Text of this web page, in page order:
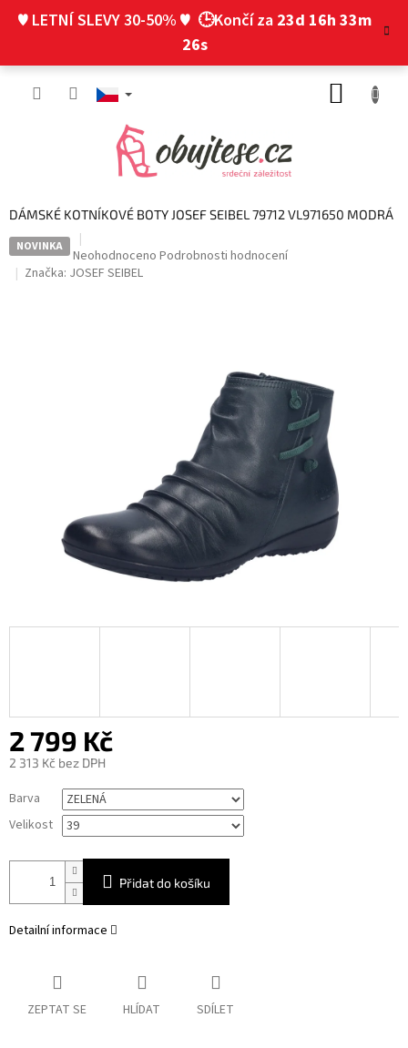
♥ LETNÍ SLEVY 30-50% ♥ 🕒Končí za 23d 16h 33m
25s
DÁMSKÉ KOTNÍKOVÉ BOTY JOSEF SEIBEL 79712 VL971650 MODRÁ
NOVINKA
Průměrné
hodnocení
Neohodnoceno Podrobnosti hodnocení
Značka: JOSEF SEIBEL
2 799 Kč
2 313 Kč bez DPH
cena:
Barva
Velikost
Přidat do košíku
Detailní informace
ZEPTAT SE HLÍDAT SDÍLET